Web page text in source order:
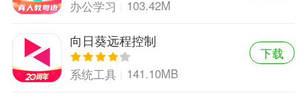
办公学习 103.42M
向日葵远程控制
系统工具 141.10MB
下载